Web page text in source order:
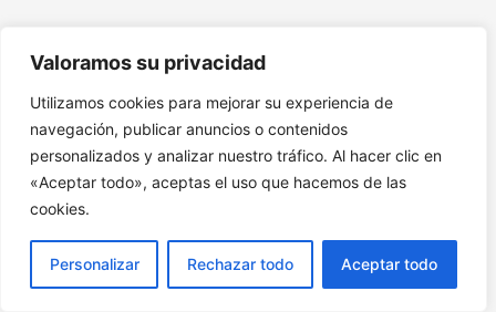
Valoramos su privacidad
Utilizamos cookies para mejorar su experiencia de
navegación, publicar anuncios o contenidos
personalizados y analizar nuestro tráfico. Al hacer clic en
«Aceptar todo», aceptas el uso que hacemos de las
cookies.
Personalizar Rechazar todo Aceptar todo